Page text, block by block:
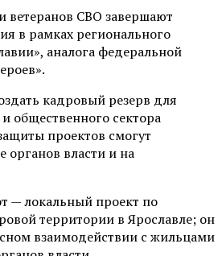
ветеранов СВО завершают
в рамках регионального
аналога федеральной
кадровый резерв для
общественного сектора
проектов смогут
органов власти и на
— локальный проект по
территории в Ярославле; он
взаимодействии с жильцами